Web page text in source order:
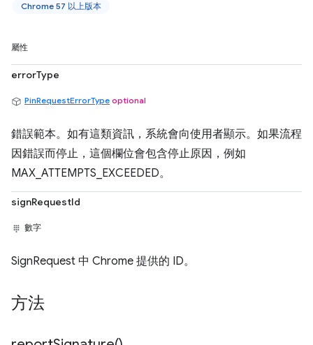
Chrome 57 以上版本
屬性
errorType
PinRequestErrorType optional
錯誤範本。如有這類資訊，系統會向使用者顯示。如果流程
因錯誤而停止，這個欄位會包含停止原因，例如
MAX_ATTEMPTS_EXCEEDED。
signRequestId
數字
SignRequest 中 Chrome 提供的 ID。
方法